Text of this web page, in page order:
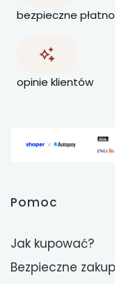
bezpieczne
opinie klientów
Linki w
Pomoc
Jak kupować?
Bezpieczne